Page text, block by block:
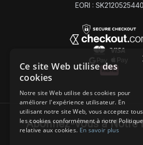
EORI : SK2120525440
Abonnez-Vous à Notre
Ce site Web utilise des
cookies
Notre site Web utilise des cookies pour
améliorer l'expérience utilisateur. En
utilisant notre site Web, vous acceptez tous
les cookies conformément à notre Politique
relative aux cookies.En savoir plus